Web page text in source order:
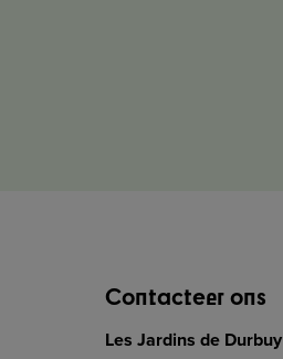
Contacteer ons
Les Jardins de Durbuy